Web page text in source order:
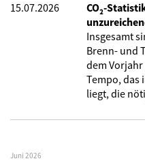
15.07.2026
CO₂-
Insgesamt
Brenn- und
dem Vorjahr
Tempo, das
liegt, die
Juni 2026